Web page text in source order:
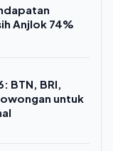
Anjlok 74%
BTN, BRI,
untuk